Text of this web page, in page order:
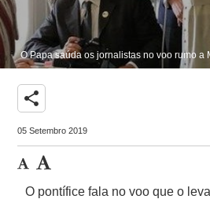
O Papa saúda os jornalistas no voo rumo a
share
05 Setembro 2019
O pontífice fala no voo que o